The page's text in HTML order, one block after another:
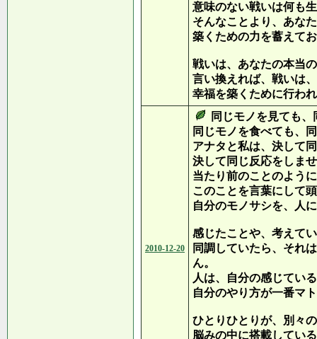
意味のない戦いは何も
そんなことより、あな
築くための力を蓄えて
戦いは、あなたの本当
言い換えれば、戦いは
幸福を築くために行わ
2010-12-20
同じモノを見ても
同じモノを食べても、
アナタと私は、決して
決して同じ反応をしま
当たり前のことのよう
このことを言葉にして
自分のモノサシを、人
感じたことや、考えて
同調していたら、それ
ん。
人は、自分の感じてい
自分のやり方が一番マ
ひとりひとりが、別々
脳みの中に搭載してい